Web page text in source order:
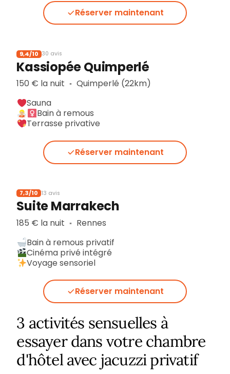
Réserver maintenant
9,4/10 30 avis
Kassiopée Quimperlé
150 € la nuit ▪︎ Quimperlé (22km)
Sauna
Bain à remous
Terrasse privative
Réserver maintenant
7,3/10 13 avis
Suite Marrakech
185 € la nuit ▪︎ Rennes
Bain à remous privatif
Cinéma privé intégré
Voyage sensoriel
Réserver maintenant
3 activités sensuelles à
essayer dans votre chambre
d'hôtel avec jacuzzi privatif